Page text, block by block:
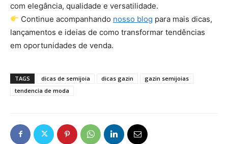
com elegância, qualidade e versatilidade.
Continue acompanhando nosso blog para mais dicas,
lançamentos e ideias de como transformar tendências
em oportunidades de venda.
TAGS dicas de semijoia dicas gazin
gazin semijoias
tendencia de moda